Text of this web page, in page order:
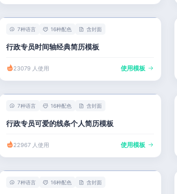
7种语言 16种配色 含封面
行政专员时间轴经典简历模板
23079 人使用 使用模板
7种语言 16种配色 含封面
行政专员可爱的线条个人简历模板
22967 人使用 使用模板
7种语言 16种配色 含封面